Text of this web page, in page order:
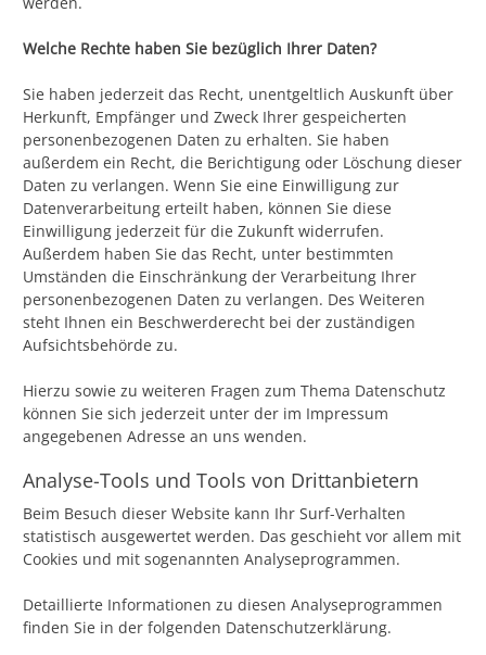
Welche Rechte haben Sie bezüglich Ihrer Daten?
Sie haben jederzeit das Recht, unentgeltlich Auskunft über
Herkunft, Empfänger und Zweck Ihrer gespeicherten
personenbezogenen Daten zu erhalten. Sie haben
außerdem ein Recht, die Berichtigung oder Löschung dieser
Daten zu verlangen. Wenn Sie eine Einwilligung zur
Datenverarbeitung erteilt haben, können Sie diese
Einwilligung jederzeit für die Zukunft widerrufen.
Außerdem haben Sie das Recht, unter bestimmten
Umständen die Einschränkung der Verarbeitung Ihrer
personenbezogenen Daten zu verlangen. Des Weiteren
steht Ihnen ein Beschwerderecht bei der zuständigen
Aufsichtsbehörde zu.
Hierzu sowie zu weiteren Fragen zum Thema Datenschutz
können Sie sich jederzeit unter der im Impressum
angegebenen Adresse an uns wenden.
Analyse-Tools und Tools von Drittanbietern
Beim Besuch dieser Website kann Ihr Surf-Verhalten
statistisch ausgewertet werden. Das geschieht vor allem mit
Cookies und mit sogenannten Analyseprogrammen.
Detaillierte Informationen zu diesen Analyseprogrammen
finden Sie in der folgenden Datenschutzerklärung.